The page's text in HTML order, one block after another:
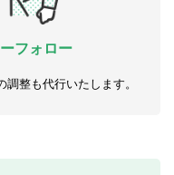
フォロー
整も代行いたします。